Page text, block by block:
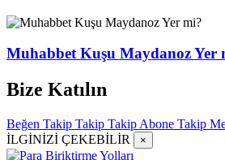
Muhabbet Kuşu Maydanoz Yer
Bize Katılın
Beğen Takip Takip Takip Abone Takip
İLGİNİZİ ÇEKEBİLİR
×